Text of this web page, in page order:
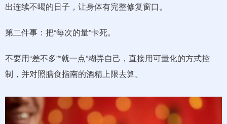
出连续不喝的日子，让身体有完整修复窗口。
第二件事：把“每次的量”卡死。
不要用“差不多”“就一点”糊弄自己，直接用可量化的方式控
制，并对照膳食指南的酒精上限去算。